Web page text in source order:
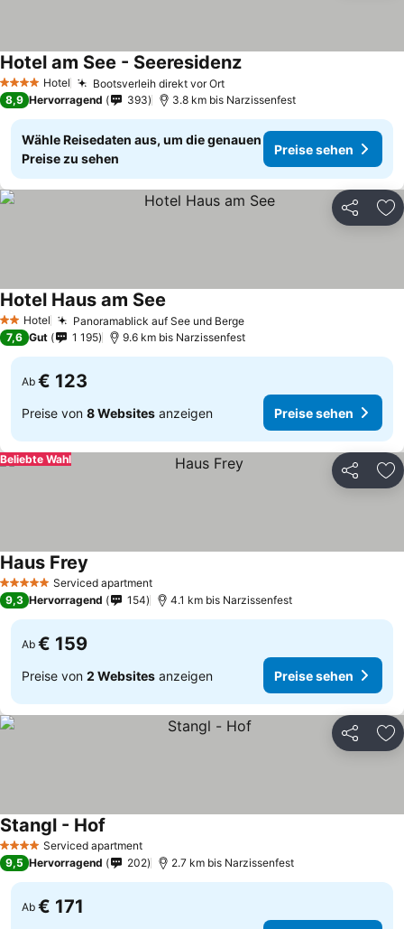
4 Sterne Hotel Bootsverleih direkt vor OrtPreise sehen
Hotel am See - SeeresidenzPreise sehen
8,9 Hervorragend 393 3.8 km bis Narzissenfest
Wähle Reisedaten aus, um die genauen
Preise zu sehen
Preise sehen
Teilen
2 Sterne
Hotel Panoramablick auf See und BergePreise sehen
Hotel Haus am See
7,6 Gut 1 195 9.6 km bis Narzissenfest
Ab € 123
Preise von 8 Websites anzeigen Preise sehen
Teilen
Beliebte Wahl
5 Sterne Serviced apartment
Haus Frey
9,3 Hervorragend 154 4.1 km bis Narzissenfest
Ab € 159
Preise von 2 Websites anzeigen Preise sehen
Teilen
4 Sterne Serviced apartment
Stangl - Hof
9,5 Hervorragend 202 2.7 km bis Narzissenfest
Ab € 171